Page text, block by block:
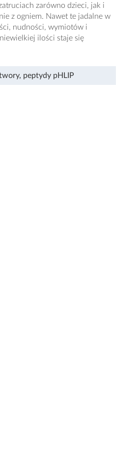
zarówno dzieci, jak i
z ogniem. Nawet te jadalne w
nudności, wymiotów i
ilości staje się
, peptydy pHLIP